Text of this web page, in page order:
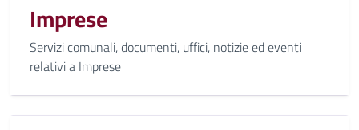
Imprese
Servizi comunali, documenti, uffici, notizie ed eventi
relativi a Imprese